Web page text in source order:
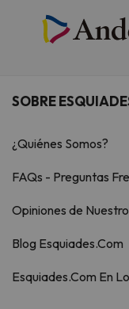
SOBRE
¿Quiénes Somos?
FAQs - Preguntas
Opiniones de
Blog Esquiades.Com
Esquiades.Com En